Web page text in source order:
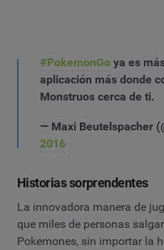
#PokemonGo ya es
aplicación más donde
Monstruos cerca de ti.
— Maxi Beutelspacher
2016
Historias sorprendentes
La innovadora manera de
que miles de personas
Pokemones, sin importar la